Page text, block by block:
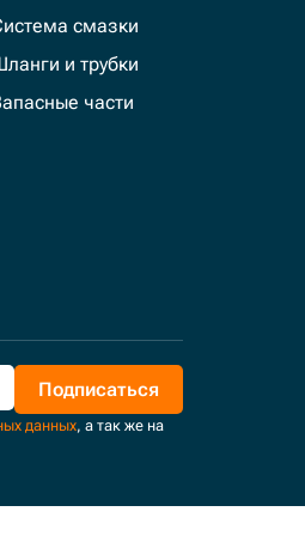
смазки
и трубки
части
Подписаться
данных, а так же на